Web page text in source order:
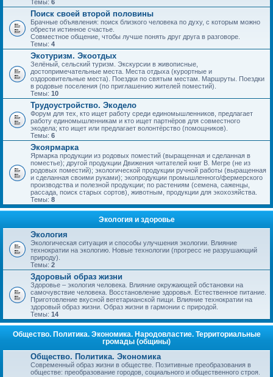
Темы: 6
Поиск своей второй половины
Брачные объявления: поиск близкого человека по духу, с которым можно
обрести истинное счастье.
Совместное общение, чтобы лучше понять друг друга в разговоре.
Темы: 4
Экотуризм. Экоотдых
Зелёный, сельский туризм. Экскурсии в живописные,
достопримечательные места. Места отдыха (курортные и
оздоровительные места). Поездки по святым местам. Маршруты. Поездки
в родовые поселения (по приглашению жителей поместий).
Темы: 10
Трудоустройство. Экодело
Форум для тех, кто ищет работу среди единомышленников, предлагает
работу единомышленникам и кто ищет партнёров для совместного
экодела; кто ищет или предлагает волонтёрство (помощников).
Темы: 6
Экоярмарка
Ярмарка продукции из родовых поместий (выращенная и сделанная в
поместье); другой продукции Движения читателей книг В. Мегре (не из
родовых поместий); экологической продукции ручной работы (выращенная
и сделанная своими руками); экопродукции промышленного/фермерского
производства и полезной продукции; по растениям (семена, саженцы,
рассада, поиск старых сортов), животным, продукции для экохозяйства.
Темы: 8
Экология и здоровье
Экология
Экологическая ситуация и способы улучшения экологии. Влияние
технократии на экологию. Новые технологии (прогресс не разрушающий
природу).
Темы: 2
Здоровый образ жизни
Здоровье – экология человека. Влияние окружающей обстановки на
самочувствие человека. Восстановление здоровья. Естественное питание.
Приготовление вкусной вегетарианской пищи. Влияние технократии на
здоровый образ жизни. Образ жизни в гармонии с природой.
Темы: 14
Общество. Политика. Экономика. Народовластие. Территориальные
громады (общины)
Общество. Политика. Экономика
Современный образ жизни в обществе. Позитивные преобразования в
обществе: преобразование городов, социального и общественного строя.